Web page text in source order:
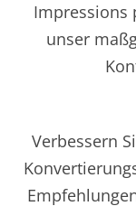
Impressions
unser
Verbessern